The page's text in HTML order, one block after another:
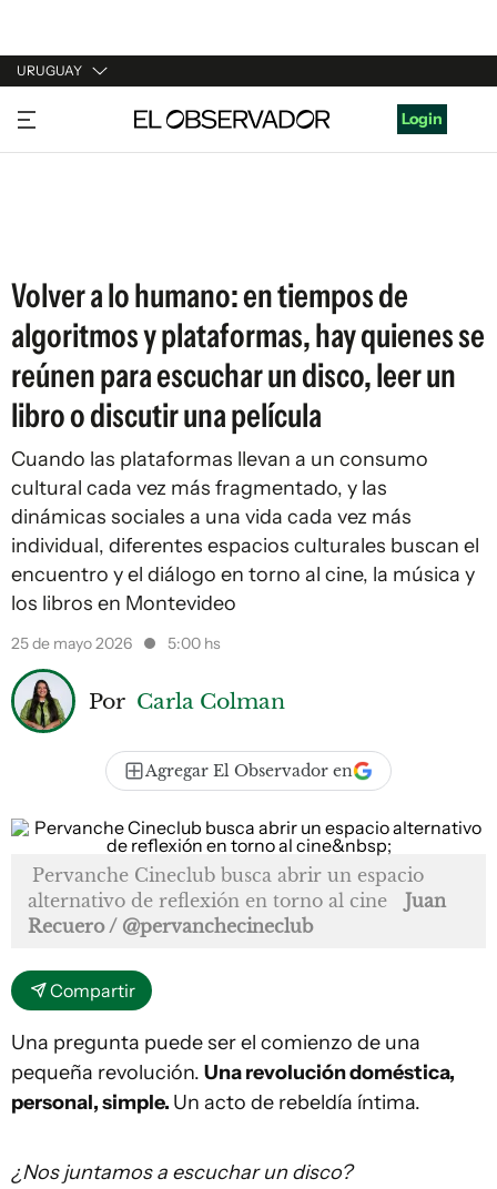
URUGUAY
URUGUAY
ARGENTINA
Login
Volver a lo humano: en tiempos de
algoritmos y plataformas, hay quienes se
reúnen para escuchar un disco, leer un
libro o discutir una película
Cuando las plataformas llevan a un consumo
cultural cada vez más fragmentado, y las
dinámicas sociales a una vida cada vez más
individual, diferentes espacios culturales buscan el
encuentro y el diálogo en torno al cine, la música y
los libros en Montevideo
25 de mayo 2026 5:00 hs
Por Carla Colman
Agregar El Observador en
Pervanche Cineclub busca abrir un espacio
alternativo de reflexión en torno al cine
Juan
Recuero / @pervanchecineclub
Compartir
Una pregunta puede ser el comienzo de una
pequeña revolución. Una revolución doméstica,
personal, simple. Un acto de rebeldía íntima.
¿Nos juntamos a escuchar un disco?